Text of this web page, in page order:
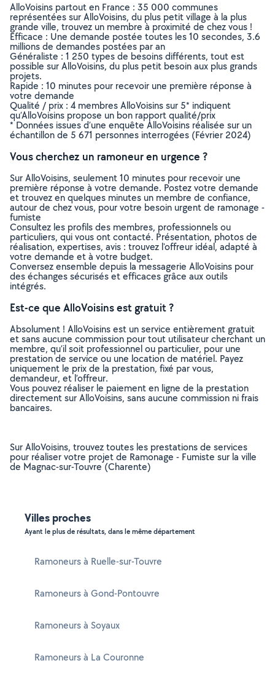
AlloVoisins partout en France : 35 000 communes
représentées sur AlloVoisins, du plus petit village à la plus
grande ville, trouvez un membre à proximité de chez vous !
Efficace : Une demande postée toutes les 10 secondes, 3.6
millions de demandes postées par an
Généraliste : 1 250 types de besoins différents, tout est
possible sur AlloVoisins, du plus petit besoin aux plus grands
projets.
Rapide : 10 minutes pour recevoir une première réponse à
votre demande
Qualité / prix : 4 membres AlloVoisins sur 5* indiquent
qu’AlloVoisins propose un bon rapport qualité/prix
* Données issues d’une enquête AlloVoisins réalisée sur un
échantillon de 5 671 personnes interrogées (Février 2024)
Vous cherchez un ramoneur en urgence ?
Sur AlloVoisins, seulement 10 minutes pour recevoir une
première réponse à votre demande. Postez votre demande
et trouvez en quelques minutes un membre de confiance,
autour de chez vous, pour votre besoin urgent de ramonage -
fumiste
Consultez les profils des membres, professionnels ou
particuliers, qui vous ont contacté. Présentation, photos de
réalisation, expertises, avis : trouvez l'offreur idéal, adapté à
votre demande et à votre budget.
Conversez ensemble depuis la messagerie AlloVoisins pour
des échanges sécurisés et efficaces grâce aux outils
intégrés.
Est-ce que AlloVoisins est gratuit ?
Absolument ! AlloVoisins est un service entièrement gratuit
et sans aucune commission pour tout utilisateur cherchant un
membre, qu’il soit professionnel ou particulier, pour une
prestation de service ou une location de matériel. Payez
uniquement le prix de la prestation, fixé par vous,
demandeur, et l’offreur.
Vous pouvez réaliser le paiement en ligne de la prestation
directement sur AlloVoisins, sans aucune commission ni frais
bancaires.
Sur AlloVoisins, trouvez toutes les prestations de services
pour réaliser votre projet de Ramonage - Fumiste sur la ville
de Magnac-sur-Touvre (Charente)
Villes proches
Ayant le plus de résultats, dans le même département
Ramoneurs à Ruelle-sur-Touvre
Ramoneurs à Gond-Pontouvre
Ramoneurs à Soyaux
Ramoneurs à La Couronne